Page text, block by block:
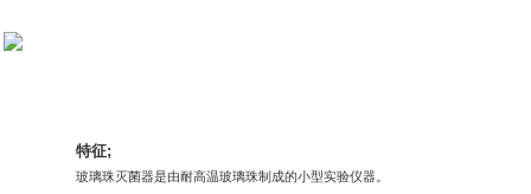
特征;
玻璃珠灭菌器是由耐高温玻璃珠制成的小型实验仪器。